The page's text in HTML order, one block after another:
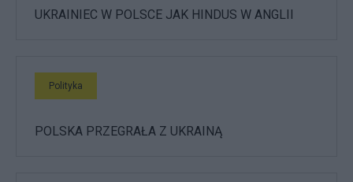
UKRAINIEC W POLSCE JAK HINDUS W ANGLII
Polityka
POLSKA PRZEGRAŁA Z UKRAINĄ